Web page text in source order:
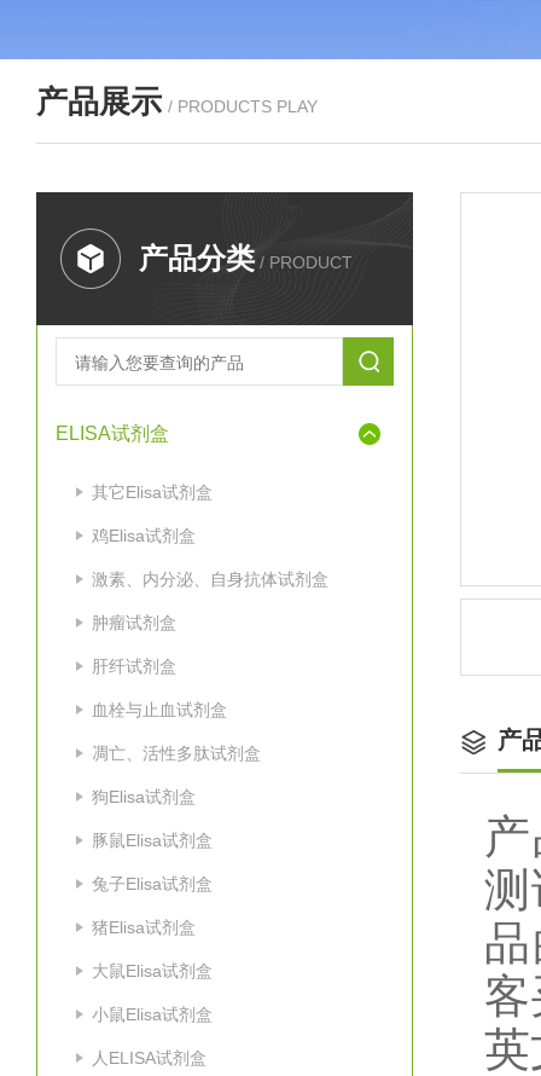
产品展示 / PRODUCTS PLAY
产品分类 / PRODUCT
ELISA试剂盒
其它Elisa试剂盒
鸡Elisa试剂盒
激素、内分泌、自身抗体试剂盒
肿瘤试剂盒
肝纤试剂盒
血栓与止血试剂盒
凋亡、活性多肽试剂盒
狗Elisa试剂盒
豚鼠Elisa试剂盒
兔子Elisa试剂盒
猪Elisa试剂盒
大鼠Elisa试剂盒
小鼠Elisa试剂盒
人ELISA试剂盒
产
英